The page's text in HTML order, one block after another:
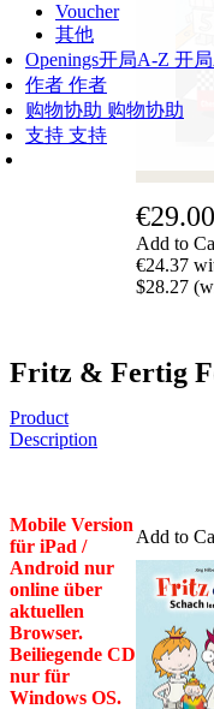
Voucher
其他
Openings开局A-Z 开
作者 作者
购物协助 购物协助
支持 支持
€29.00
Add to
€24.37
$28.27
Fritz & Fertig
Product
Description
Add to
Mobile Version
für iPad /
Android nur
online über
aktuellen
Browser.
Beiliegende CD
nur für
Windows OS.